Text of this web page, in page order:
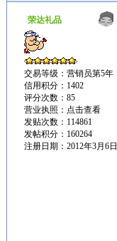
荣达礼品
交易等级：营销员第5年
信用积分：1402
评分次数：85
营业执照： 点击查看
发贴次数：114861
发帖积分：160264
注册日期：2012年3月6日